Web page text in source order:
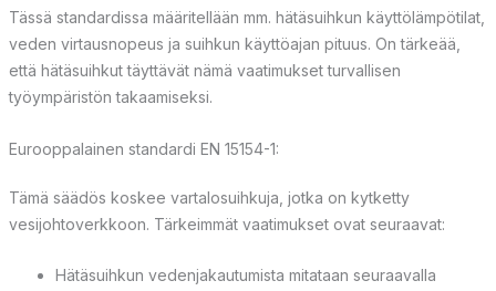
Tässä standardissa määritellään mm. hätäsuihkun käyttölämpötilat,
veden virtausnopeus ja suihkun käyttöajan pituus. On tärkeää,
että hätäsuihkut täyttävät nämä vaatimukset turvallisen
työympäristön takaamiseksi.
Eurooppalainen standardi EN 15154-1:
Tämä säädös koskee vartalosuihkuja, jotka on kytketty
vesijohtoverkkoon. Tärkeimmät vaatimukset ovat seuraavat:
Hätäsuihkun vedenjakautumista mitataan seuraavalla